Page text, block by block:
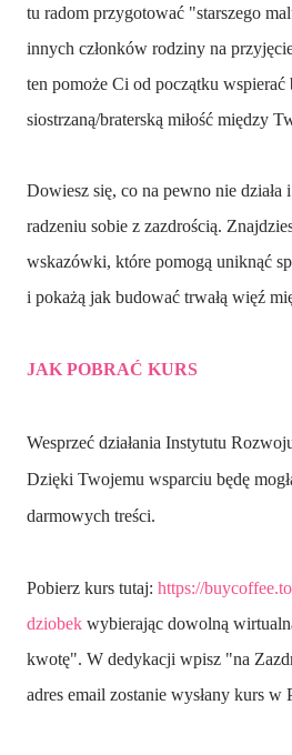
tu radom przygotować "starszego
innych członków rodziny na
ten pomoże Ci od początku wspierać
siostrzaną/braterską miłość między
Dowiesz się, co na pewno nie działa
radzeniu sobie z zazdrością.
wskazówki, które pomogą uniknąć
i pokażą jak budować trwałą więź
JAK POBRAĆ KURS
Wesprzeć działania Instytutu
Dzięki Twojemu wsparciu będę
darmowych treści.
Pobierz kurs tutaj: https://
dziobek wybierając dowolną
kwotę". W dedykacji wpisz "na
adres email zostanie wysłany kurs w